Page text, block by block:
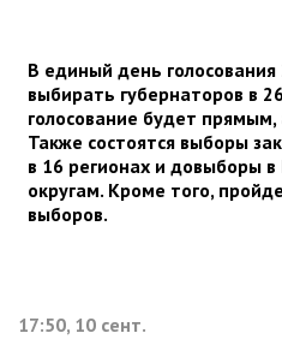
В единый день голосования
выбирать губернаторов в
голосование будет
Также состоятся выборы
в 16 регионах и довыборы
округам. Кроме того,
выборов.
17:50, 10 сент.